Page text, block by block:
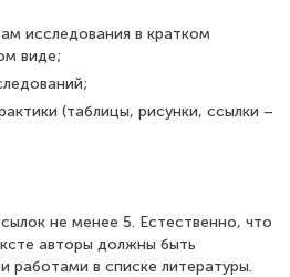
исследования в кратком
виде;
(таблицы, рисунки, ссылки –
не менее 5. Естественно, что
авторы должны быть
работами в списке литературы.